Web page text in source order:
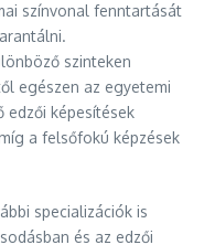
színvonal fenntartását
szinteken
egészen az egyetemi
edzői képesítések
a felsőfokú képzések
specializációk is
és az edzői